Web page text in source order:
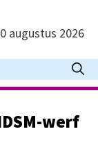
augustus 2026
werf